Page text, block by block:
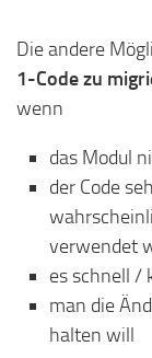
Die andere
1-Code zu
wenn
das Modul
der Code
verwendet
es schnell /
man die
halten will